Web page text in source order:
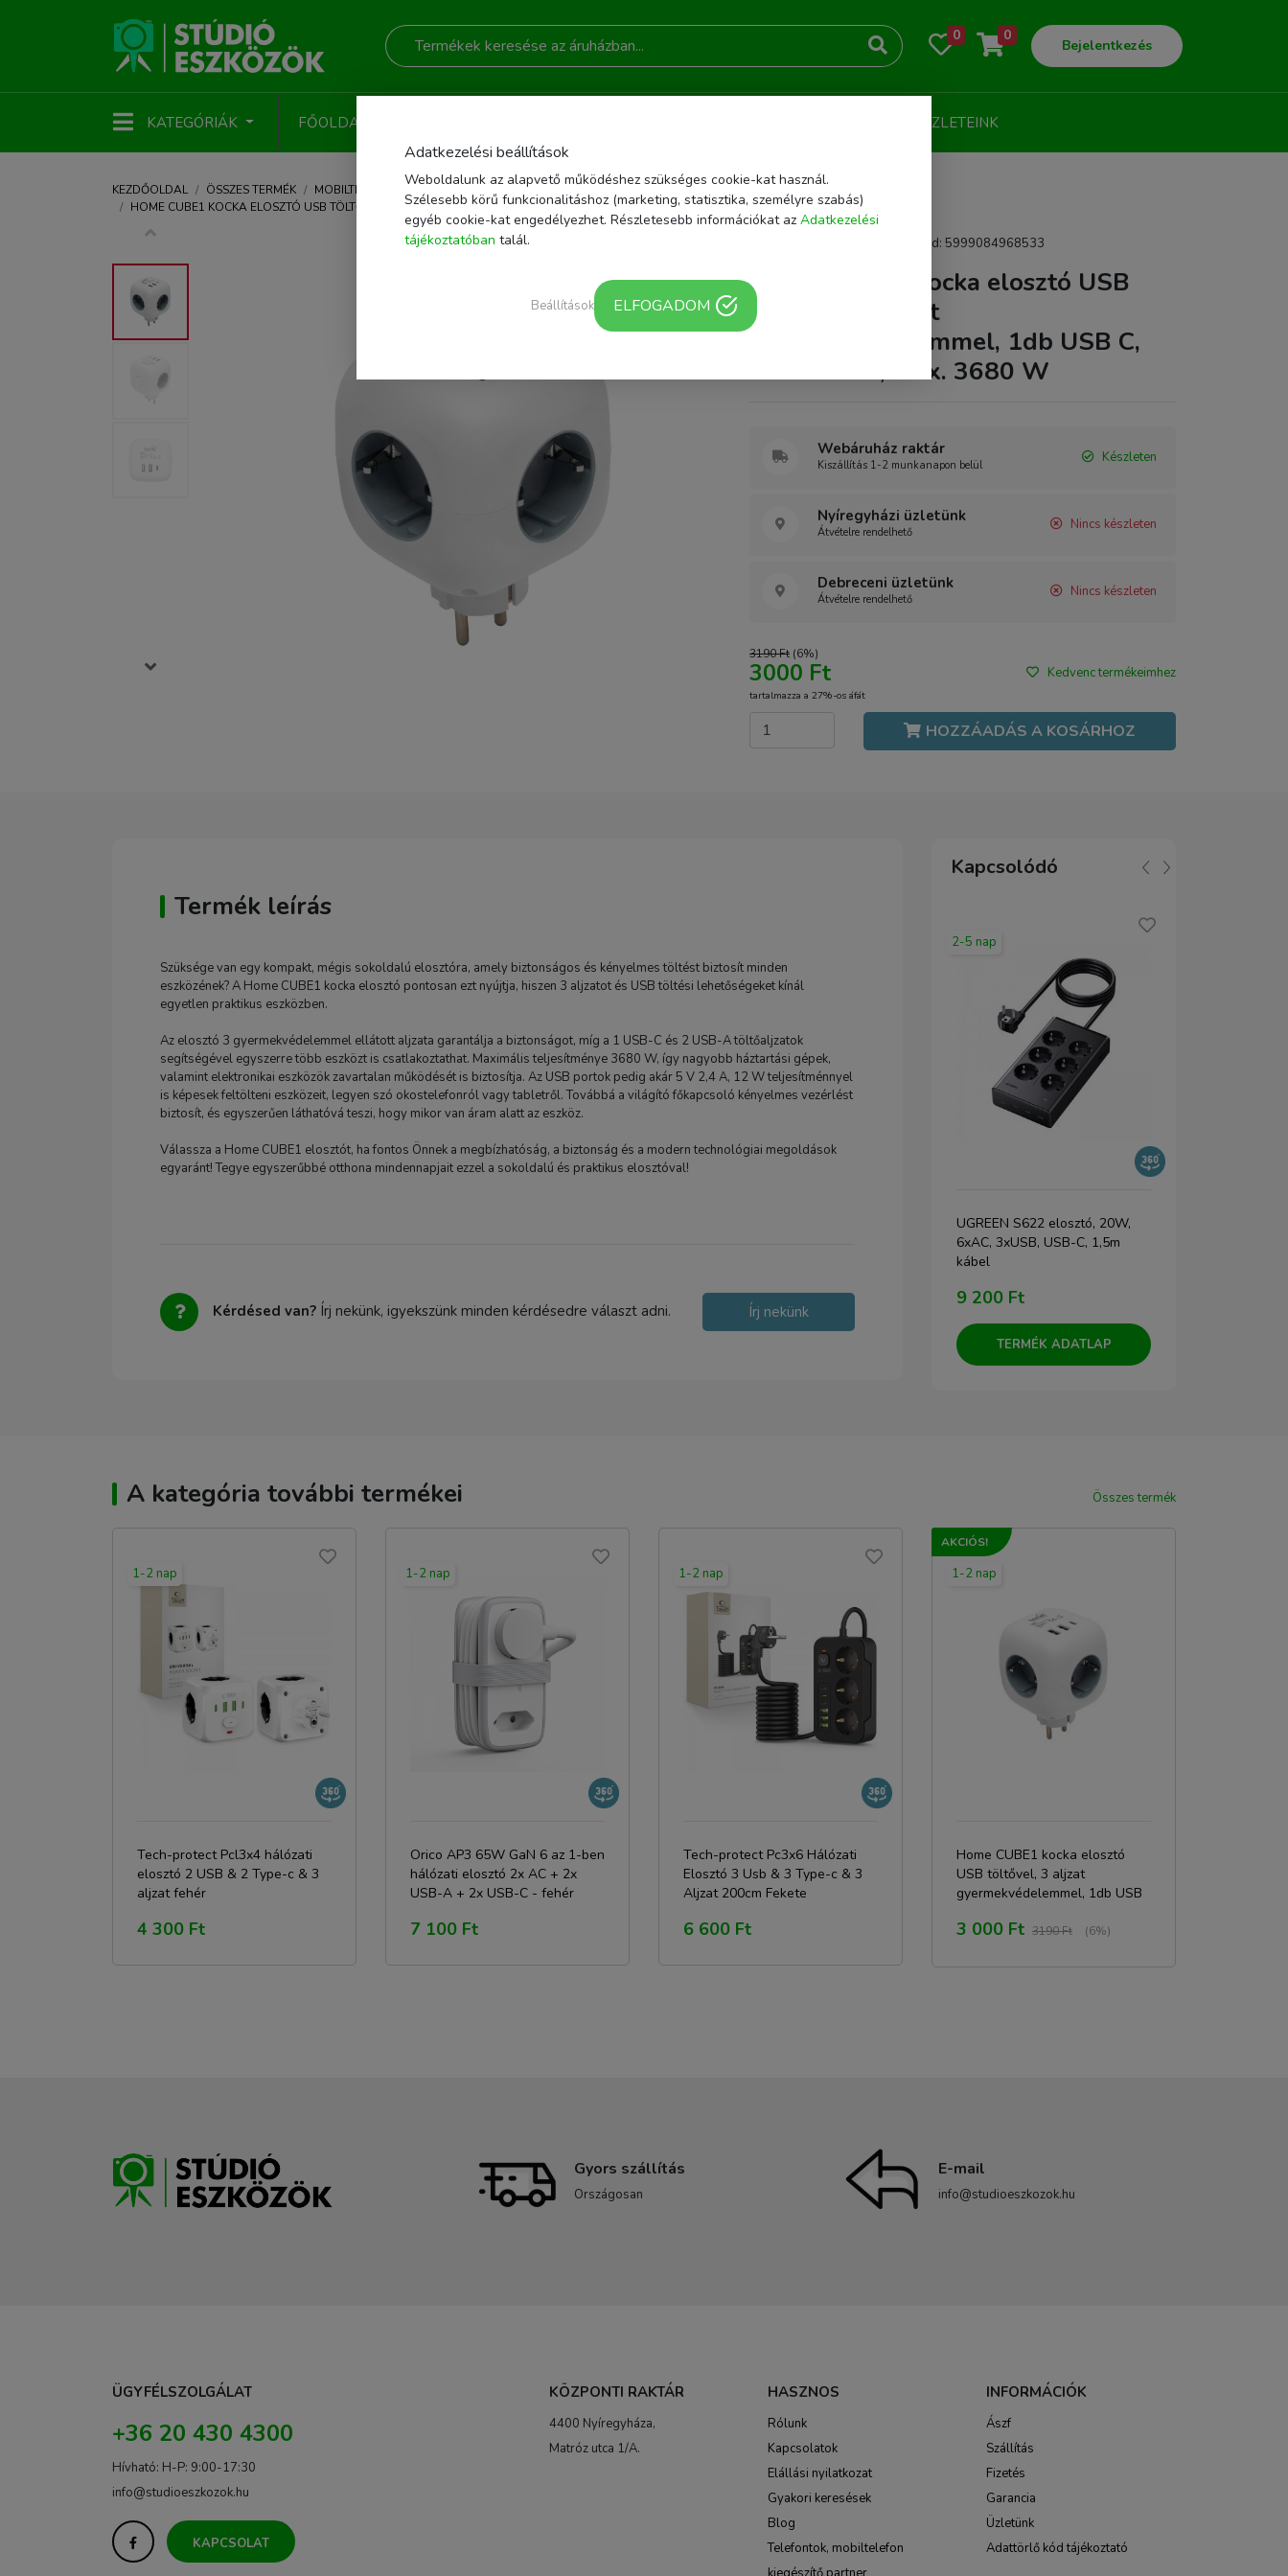
0 0
Bejelentkezés
KATEGÓRIÁK FŐOLDAL ÜZLETEINK
KEZDŐOLDAL ÖSSZES TERMÉK MOBILTELEFON KIEGÉSZÍTŐK MOBILTELEFON TÖLTŐK
HÁLÓZATI ELOSZTÓ USB PORTTAL
HOME CUBE1 KOCKA ELOSZTÓ USB TÖLTŐVEL, 3 ALJZAT GYERMEKVÉDELEMMEL, 1DB USB C, 2DB USB A, MAX. 3680 W
Cikkszám: CUBE1 | EAN/Vonalkód: 5999084968533
Home CUBE1 kocka elosztó USB
töltővel, 3 aljzat
gyermekvédelemmel, 1db USB C,
2db USB A, max. 3680 W
Webáruház raktár
Kiszállítás 1-2 munkanapon belül Készleten
Nyíregyházi üzletünk
Átvételre rendelhető Nincs készleten
Debreceni üzletünk
Átvételre rendelhető Nincs készleten
3190 Ft (6%)
3000 Ft
tartalmazza a 27%-os áfát
Kedvenc termékeimhez
HOZZÁADÁS A KOSÁRHOZ
Termék leírás
Szüksége van egy kompakt, mégis sokoldalú elosztóra, amely biztonságos és kényelmes töltést biztosít minden
eszközének? A Home CUBE1 kocka elosztó pontosan ezt nyújtja, hiszen 3 aljzatot és USB töltési lehetőségeket kínál
egyetlen praktikus eszközben.
Az elosztó 3 gyermekvédelemmel ellátott aljzata garantálja a biztonságot, míg a 1 USB-C és 2 USB-A töltőaljzatok
segítségével egyszerre több eszközt is csatlakoztathat. Maximális teljesítménye 3680 W, így nagyobb háztartási gépek,
valamint elektronikai eszközök zavartalan működését is biztosítja. Az USB portok pedig akár 5 V 2,4 A, 12 W teljesítménnyel
is képesek feltölteni eszközeit, legyen szó okostelefonról vagy tabletről. Továbbá a világító főkapcsoló kényelmes vezérlést
biztosít, és egyszerűen láthatóvá teszi, hogy mikor van áram alatt az eszköz.
Válassza a Home CUBE1 elosztót, ha fontos Önnek a megbízhatóság, a biztonság és a modern technológiai megoldások
egyaránt! Tegye egyszerűbbé otthona mindennapjait ezzel a sokoldalú és praktikus elosztóval!
Kérdésed van? Írj nekünk, igyekszünk minden kérdésedre választ adni. Írj nekünk
Kapcsolódó
8 900 Ft
2-5 nap
UGREEN S622 elosztó, 20W,
6xAC, 3xUSB, USB-C, 1,5m
kábel
9 200 Ft
TERMÉK ADATLAP
A kategória további termékei Összes termék
1-2 nap
Tech-protect Pcl3x4 hálózati
elosztó 2 USB & 2 Type-c & 3
aljzat fehér
4 300 Ft
1-2 nap
Orico AP3 65W GaN 6 az 1-ben
hálózati elosztó 2x AC + 2x
USB-A + 2x USB-C - fehér
7 100 Ft
1-2 nap
Tech-protect Pc3x6 Hálózati
Elosztó 3 Usb & 3 Type-c & 3
Aljzat 200cm Fekete
6 600 Ft
AKCIÓS!
1-2 nap
Home CUBE1 kocka elosztó
USB töltővel, 3 aljzat
gyermekvédelemmel, 1db USB
3 000 Ft 3190 Ft (6%)
Gyors szállítás
Országosan
E-mail
info@studioeszkozok.hu
ÜGYFÉLSZOLGÁLAT
+36 20 430 4300
Hívható: H-P: 9:00-17:30
info@studioeszkozok.hu
KAPCSOLAT
KÖZPONTI RAKTÁR
4400 Nyíregyháza,
Matróz utca 1/A.
HASZNOS
Rólunk
Kapcsolatok
Elállási nyilatkozat
Gyakori keresések
Blog
Telefontok, mobiltelefon
INFORMÁCIÓK
Ászf
Szállítás
Fizetés
Garancia
Üzletünk
Adattörlő kód tájékoztató
Adatkezelési beállítások
Weboldalunk az alapvető működéshez szükséges cookie-kat használ.
Szélesebb körű funkcionalitáshoz (marketing, statisztika, személyre szabás)
egyéb cookie-kat engedélyezhet. Részletesebb információkat az Adatkezelési
tájékoztatóban talál.
Beállítások ELFOGADOM